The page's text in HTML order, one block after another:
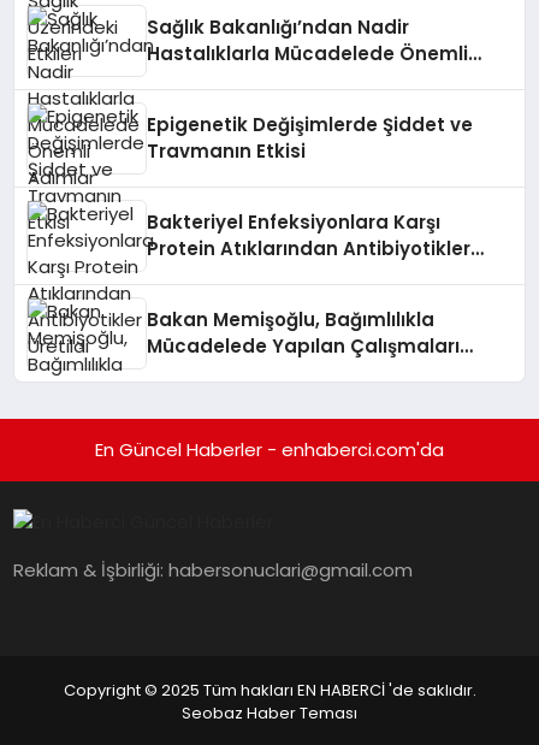
Sağlık Bakanlığı’ndan Nadir
Hastalıklarla Mücadelede Önemli
Epigenetik Değişimlerde Şiddet ve
Travmanın Etkisi
Bakteriyel Enfeksiyonlara Karşı
Protein Atıklarından Antibiyotikler
Bakan Memişoğlu, Bağımlılıkla
Mücadelede Yapılan Çalışmaları
En Güncel Haberler - enhaberci.com'da
Reklam & İşbirliği:habersonuclari@gmail.com
Copyright © 2025 Tüm hakları EN HABERCİ 'de saklıdır.
Seobaz Haber Teması